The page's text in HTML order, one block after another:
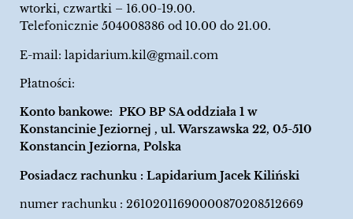
wtorki, czwartki – 16.00-19.00.
Telefonicznie 504008386 od 10.00 do 21.00.
E-mail: lapidarium.kil@gmail.com
Płatności:
Konto bankowe: PKO BP SA oddziała 1 w
Konstancinie Jeziornej , ul. Warszawska 22, 05-510
Konstancin Jeziorna, Polska
Posiadacz rachunku : Lapidarium Jacek Kiliński
numer rachunku : 26102011690000870208512669